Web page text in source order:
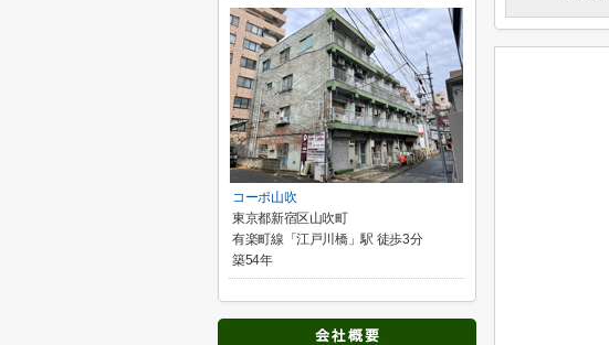
コーポ山吹
東京都新宿区山吹町
有楽町線「江戸川橋」駅 徒歩3分
築54年